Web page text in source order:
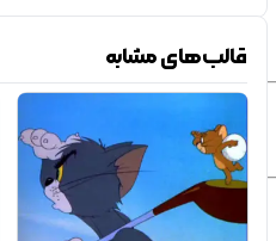
قالب‌های مشابه